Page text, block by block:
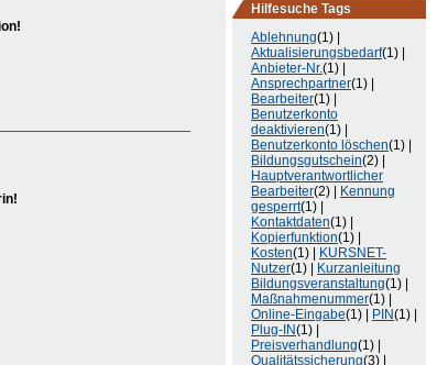
Hilfesuche Tags
Ablehnung(1) |
Aktualisierungsbedarf(1) |
Anbieter-Nr.(1) |
Ansprechpartner(1) |
Bearbeiter(1) |
Benutzerkonto
deaktivieren(1) |
Benutzerkonto löschen(1) |
Bildungsgutschein(2) |
Hauptverantwortlicher
Bearbeiter(2) |
Kennung
gesperrt(1) |
Kontaktdaten(1) |
Kopierfunktion(1) |
Kosten(1) |
KURSNET-
Nutzer(1) |
Kurzanleitung
Bildungsveranstaltung(1) |
Maßnahmenummer(1) |
Online-Eingabe(1) | PIN(1) |
Plug-IN(1) |
Preisverhandlung(1) |
Qualitätssicherung(3) |